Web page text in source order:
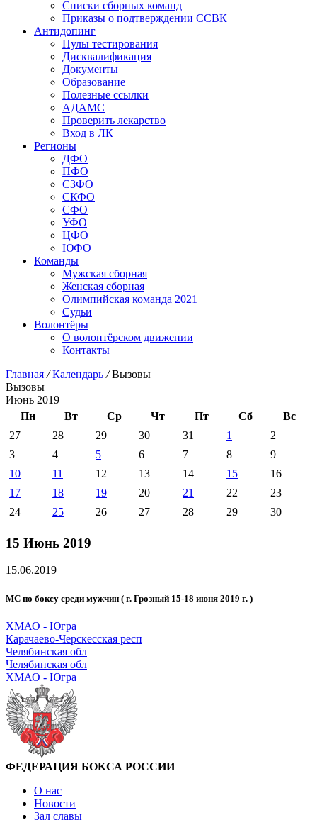
Списки сборных команд
Приказы о подтверждении ССВК
Антидопинг
Пулы тестирования
Дисквалификация
Документы
Образование
Полезные ссылки
АДАМС
Проверить лекарство
Вход в ЛК
Регионы
ДФО
ПФО
СЗФО
СКФО
СФО
УФО
ЦФО
ЮФО
Команды
Мужская сборная
Женская сборная
Олимпийская команда 2021
Судьи
Волонтёры
О волонтёрском движении
Контакты
Главная / Календарь /Вызовы
Вызовы
Июнь 2019
Пн
Вт Ср Чт Пт Сб
Вс
27
28 29 30 31 1
2
3
4 5 6 7 8
9
10
11 12 13 14 15
16
17
18 19 20 21 22
23
24
25 26 27 28 29 30
15 Июнь 2019
15.06.2019
МС по боксу среди мужчин ( г. Грозный 15-18 июня 2019 г. )
ХМАО - Югра
Карачаево-Черскесская респ
Челябинская обл
Челябинская обл
ХМАО - Югра
ФЕДЕРАЦИЯ БОКСА РОССИИ
О нас
Новости
Зал славы